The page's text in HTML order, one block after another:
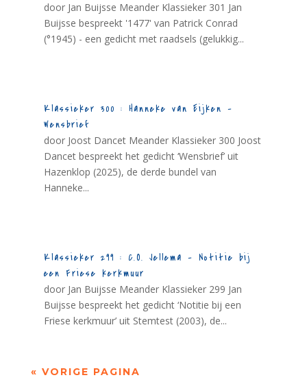
door Jan Buijsse Meander Klassieker 301 Jan
Buijsse bespreekt '1477' van Patrick Conrad
(°1945) - een gedicht met raadsels (gelukkig...
Klassieker 300 : Hanneke van Eijken –
Wensbrief
door Joost Dancet Meander Klassieker 300 Joost
Dancet bespreekt het gedicht ‘Wensbrief’ uit
Hazenklop (2025), de derde bundel van
Hanneke...
Klassieker 299 : C.O. Jellema – Notitie bij
een Friese kerkmuur
door Jan Buijsse Meander Klassieker 299 Jan
Buijsse bespreekt het gedicht ‘Notitie bij een
Friese kerkmuur’ uit Stemtest (2003), de...
« VORIGE PAGINA